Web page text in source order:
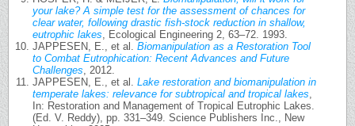
your lake? A simple test for the assessment of chances for
clear water, following drastic fish-stock reduction in shallow,
eutrophic lakes , Ecological Engineering 2, 63–72. 1993.
JAPPESEN, E., et al. Biomanipulation as a Restoration Tool
to Combat Eutrophication: Recent Advances and Future
Challenges , 2012.
JAPPESEN, E., et al. Lake restoration and biomanipulation in
temperate lakes: relevance for subtropical and tropical lakes
In: Restoration and Management of Tropical Eutrophic Lakes.
(Ed. V. Reddy), pp. 331–349. Science Publishers Inc., New